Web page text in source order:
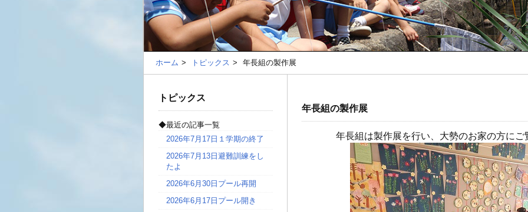
ホーム トピックス 年長組の製作展
年長組の製作展
年長組は製作展を行い、大勢のお家の方に
トピックス
◆最近の記事一覧
2026年7月17日 １学期の終了
2026年7月13日避難訓練をし
たよ
2026年6月30日 プール再開
2026年6月17日 プール開き